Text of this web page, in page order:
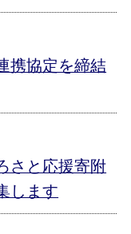
携協定を締結
さと応援寄附
します